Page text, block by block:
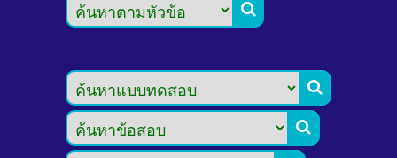


